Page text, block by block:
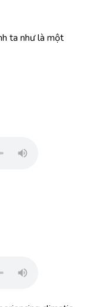
ta như là một